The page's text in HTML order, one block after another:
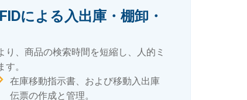
による入出庫・棚卸・
、商品の検索時間を短縮し、人的ミ
。
在庫移動指示書、および移動入出庫
伝票の作成と管理。
高価値または高回転アイテムの管理
を優先するためのABC分析をサポー
ト。
ロケーション別の倉庫状況管理。
ロセスとの緊密な連携。
信頼性を向上させ、ISO、GMP、
HACCPなどの規格が求めるトレー
サビリティ要件に対応。
WMSシステムへの即時（リアルタ
イム）データ同期。